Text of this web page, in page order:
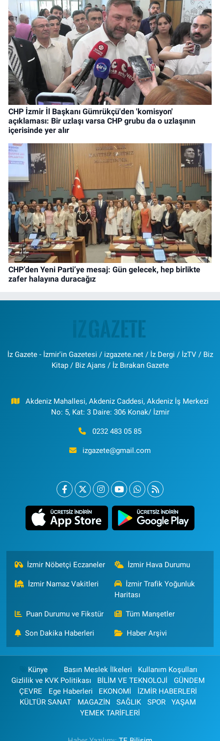
CHP İzmir İl Başkanı Gümrükçü'den 'komisyon'
açıklaması: Bir uzlaşı varsa CHP grubu da o uzlaşının
içerisinde yer alır
CHP’den Yeni Parti’ye mesaj: Gün gelecek, hep birlikte
zafer halayına duracağız
İz Gazete - İzmir'in Gazetesi / izgazete.net / İz Dergi / İzTV / Biz
Kitap / Biz Ajans / İz Bırakan Gazete
Akdeniz Mahallesi, Akdeniz Caddesi, Akdeniz İş Merkezi
No: 5, Kat: 3 Daire: 306 Konak/ İzmir
0232 483 05 85
izgazete@gmail.com
İzmir Nöbetçi Eczaneler İzmir Hava Durumu
İzmir Namaz Vakitleri
İzmir Trafik Yoğunluk
Haritası
Puan Durumu ve Fikstür Tüm Manşetler
Son Dakika Haberleri Haber Arşivi
Künye Basın Meslek İlkeleri
Kullanım Koşulları
Gizlilik ve KVK Politikası
BİLİM VE TEKNOLOJİ
GÜNDEM
ÇEVRE
Ege Haberleri EKONOMİ
İZMİR HABERLERİ
KÜLTÜR SANAT
MAGAZİN SAĞLIK SPOR
YAŞAM
YEMEK TARİFLERİ